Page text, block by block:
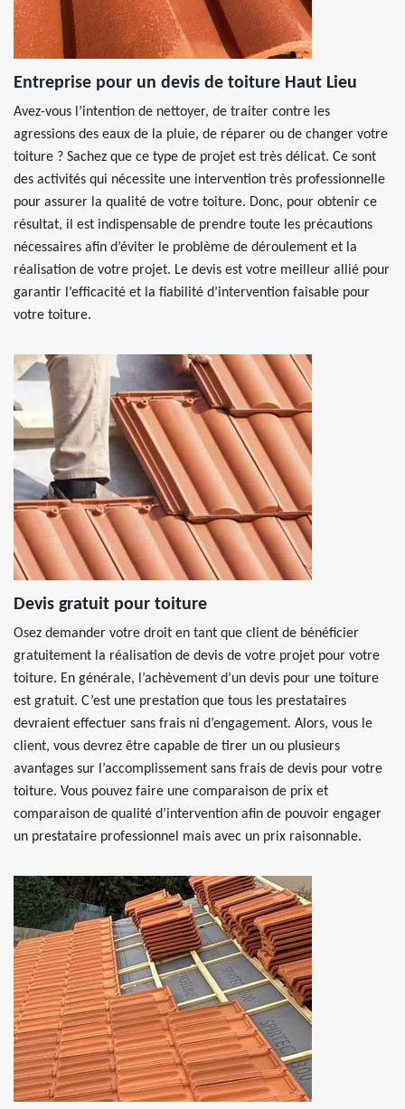
Entreprise pour un devis de toiture Haut Lieu
Avez-vous l’intention de nettoyer, de traiter contre les
agressions des eaux de la pluie, de réparer ou de changer votre
toiture ? Sachez que ce type de projet est très délicat. Ce sont
des activités qui nécessite une intervention très professionnelle
pour assurer la qualité de votre toiture. Donc, pour obtenir ce
résultat, il est indispensable de prendre toute les précautions
nécessaires afin d’éviter le problème de déroulement et la
réalisation de votre projet. Le devis est votre meilleur allié pour
garantir l’efficacité et la fiabilité d’intervention faisable pour
votre toiture.
Devis gratuit pour toiture
Osez demander votre droit en tant que client de bénéficier
gratuitement la réalisation de devis de votre projet pour votre
toiture. En générale, l’achèvement d’un devis pour une toiture
est gratuit. C’est une prestation que tous les prestataires
devraient effectuer sans frais ni d’engagement. Alors, vous le
client, vous devrez être capable de tirer un ou plusieurs
avantages sur l’accomplissement sans frais de devis pour votre
toiture. Vous pouvez faire une comparaison de prix et
comparaison de qualité d’intervention afin de pouvoir engager
un prestataire professionnel mais avec un prix raisonnable.